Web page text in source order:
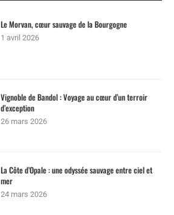
Le Morvan, cœur sauvage de la Bourgogne
1 avril 2026
Vignoble de Bandol : Voyage au cœur d’un terroir
d’exception
26 mars 2026
La Côte d’Opale : une odyssée sauvage entre ciel et
mer
24 mars 2026